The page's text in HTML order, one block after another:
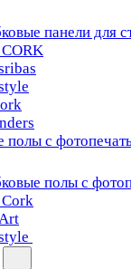
панели для
полы с
полы с